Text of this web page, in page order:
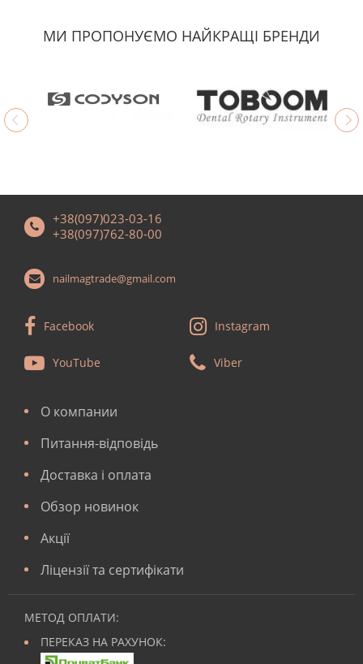
МИ ПРОПОНУЄМО НАЙКРАЩІ БРЕНДИ
+38(097)023-03-16
+38(097)762-80-00
nailmagtrade@gmail.com
Facebook Instagram
YouTube Viber
О компании
Питання-відповідь
Доставка і оплата
Обзор новинок
Акції
Ліцензії та сертифікати
МЕТОД ОПЛАТИ:
ПЕРЕКАЗ НА РАХУНОК: